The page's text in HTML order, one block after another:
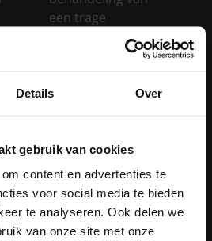
Details Over
gebruik van cookies
content en advertenties te
voor social media te bieden
te analyseren. Ook delen we
van onze site met onze
een trage
hond
Is een kerstboom
honden?
diarree
– wat
Je kat naar een
pension brengen